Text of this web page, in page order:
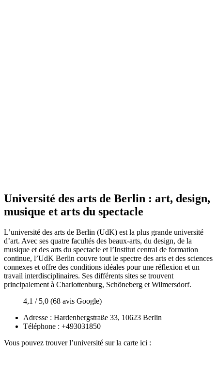
Université des arts de Berlin : art, design,
musique et arts du spectacle
L’université des arts de Berlin (UdK) est la plus grande université
d’art. Avec ses quatre facultés des beaux-arts, du design, de la
musique et des arts du spectacle et l’Institut central de formation
continue, l’UdK Berlin couvre tout le spectre des arts et des sciences
connexes et offre des conditions idéales pour une réflexion et un
travail interdisciplinaires. Ses différents sites se trouvent
principalement à Charlottenburg, Schöneberg et Wilmersdorf.
4,1 / 5,0 (68 avis Google)
Adresse : Hardenbergstraße 33, 10623 Berlin
Téléphone : +493031850
Vous pouvez trouver l’université sur la carte ici :